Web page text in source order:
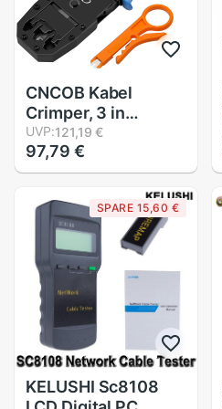
CNCOB Kabel
Crimper, 3 in
Modulare crimpen-
werkzeug Für crts,
streifen, und crimps
6P6C/RJ12,
6P4C/RJ-11,
4P4C/4P2C
UVP:121,19 €
97,79 €
SPARE 15,60 €
KELUSHI Sc8108